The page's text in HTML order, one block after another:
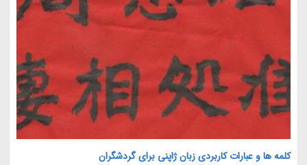
کلمه ها و عبارات کاربردی زبان ژاپنی برای گردشگران